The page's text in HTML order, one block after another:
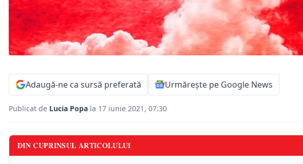
Adaugă-ne ca sursă preferată Urmărește pe Google News
Publicat de Lucia Popa la 17 iunie 2021, 07:30
DIN CUPRINSUL ARTICOLULUI